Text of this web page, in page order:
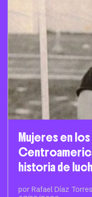
Mujeres en
historia de
por Rafael Díaz Torres